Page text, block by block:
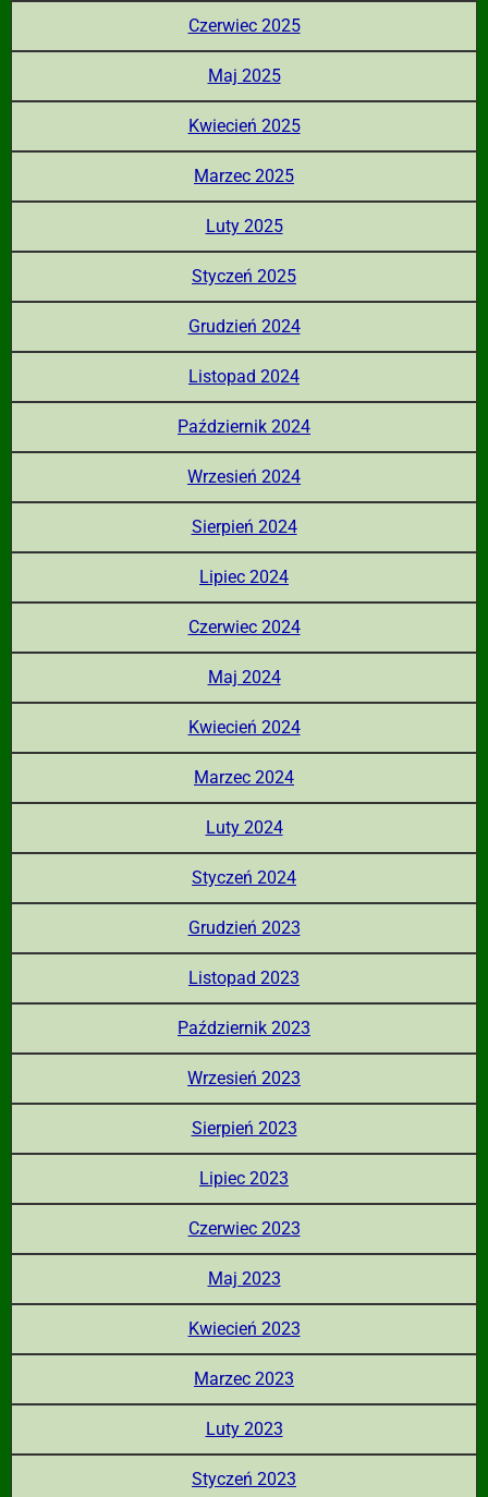
Czerwiec 2025
Maj 2025
Kwiecień 2025
Marzec 2025
Luty 2025
Styczeń 2025
Grudzień 2024
Listopad 2024
Październik 2024
Wrzesień 2024
Sierpień 2024
Lipiec 2024
Czerwiec 2024
Maj 2024
Kwiecień 2024
Marzec 2024
Luty 2024
Styczeń 2024
Grudzień 2023
Listopad 2023
Październik 2023
Wrzesień 2023
Sierpień 2023
Lipiec 2023
Czerwiec 2023
Maj 2023
Kwiecień 2023
Marzec 2023
Luty 2023
Styczeń 2023